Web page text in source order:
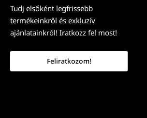
Tudj elsőként legfrissebb
termékeinkről és exkluzív
ajánlatainkról! Iratkozz fel most!
Feliratkozom!